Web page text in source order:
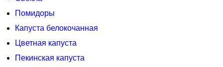
Помидоры
Капуста белокочанная
Цветная капуста
Пекинская капуста